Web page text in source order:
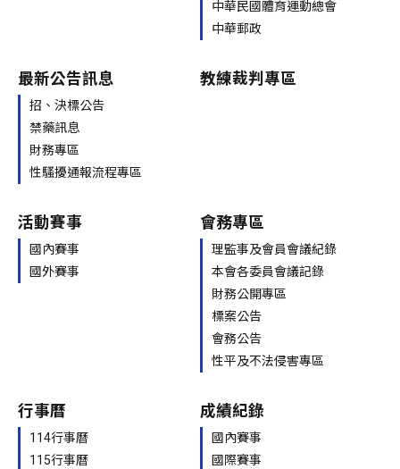
中華民國體育運動總會
中華郵政
最新公告訊息
招、決標公告
禁藥訊息
財務專區
性騷擾通報流程專區
教練裁判專區
活動賽事
國內賽事
國外賽事
會務專區
理監事及會員會議紀錄
本會各委員會議記錄
財務公開專區
標案公告
會務公告
性平及不法侵害專區
行事曆
114行事曆
115行事曆
成績紀錄
國內賽事
國際賽事